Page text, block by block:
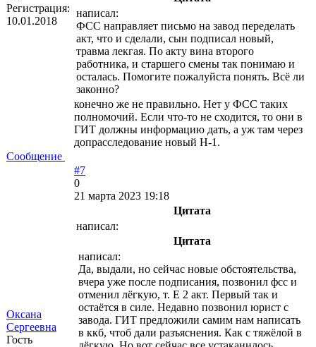
Регистрация:
10.01.2018
написал:
ФСС направляет письмо на завод переделать
акт, что и сделали, сын подписал новый,
травма лекгая. По акту вина второго
работника, и старшего смены так понимаю и
осталась. Помогите пожалуйста понять. Всё ли
законно?
конечно же не правильно. Нет у ФСС таких
полномочий. Если что-то не сходится, то они в
ГИТ должны информацию дать, а уж там через
допрасследование новый Н-1.
Сообщение
Оксана
Сергеевна
Гость
#7
0
21 марта 2023 19:18
Цитата
написал:
Цитата
написал:
Да, выдали, но сейчас новые обстоятельства,
вчера уже после подписания, позвонил фсс и
отменил лёгкую, т. Е 2 акт. Первый так и
остаётся в силе. Недавно позвонил юрист с
завода. ГИТ предложили самим нам написать
в ккб, чтоб дали разъяснения. Как с тяжёлой в